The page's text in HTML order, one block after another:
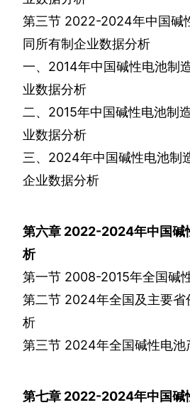
第三节 2022-2024年中国碱
同所有制企业数据分析
一、 2014年中国碱性电池制
业数据分析
二、 2015年中国碱性电池制
业数据分析
三、 2024年中国碱性电池制
企业数据分析
第六章 2022-2024年中国碱
析
第一节 2008-2015年全国碱
第二节 2024年全国及主要省
析
第三节 2024年全国碱性电
第七章 2022-2024年中国碱